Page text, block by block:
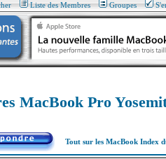
Liste des Membres Groupes
MacBook Pro
Tout sur les MacBook Index